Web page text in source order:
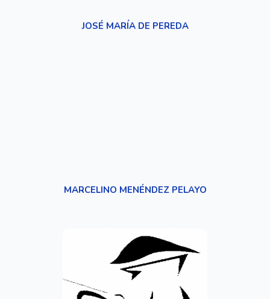
JOSÉ MARÍA DE PEREDA
MARCELINO MENÉNDEZ PELAYO